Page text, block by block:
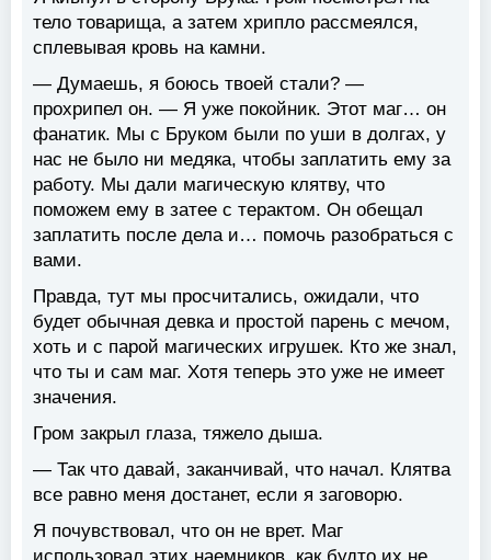
тело товарища, а затем хрипло рассмеялся,
сплевывая кровь на камни.
— Думаешь, я боюсь твоей стали? —
прохрипел он. — Я уже покойник. Этот маг… он
фанатик. Мы с Бруком были по уши в долгах, у
нас не было ни медяка, чтобы заплатить ему за
работу. Мы дали магическую клятву, что
поможем ему в затее с терактом. Он обещал
заплатить после дела и… помочь разобраться с
вами.
Правда, тут мы просчитались, ожидали, что
будет обычная девка и простой парень с мечом,
хоть и с парой магических игрушек. Кто же знал,
что ты и сам маг. Хотя теперь это уже не имеет
значения.
Гром закрыл глаза, тяжело дыша.
— Так что давай, заканчивай, что начал. Клятва
все равно меня достанет, если я заговорю.
Я почувствовал, что он не врет. Маг